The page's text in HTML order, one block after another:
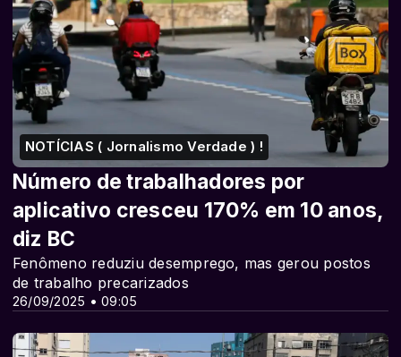
NOTÍCIAS ( Jornalismo Verdade ) !
26/09/2025 • 09:05
Número de trabalhadores por
aplicativo cresceu 170% em 10 anos,
diz BC
Fenômeno reduziu desemprego, mas gerou postos
de trabalho precarizados